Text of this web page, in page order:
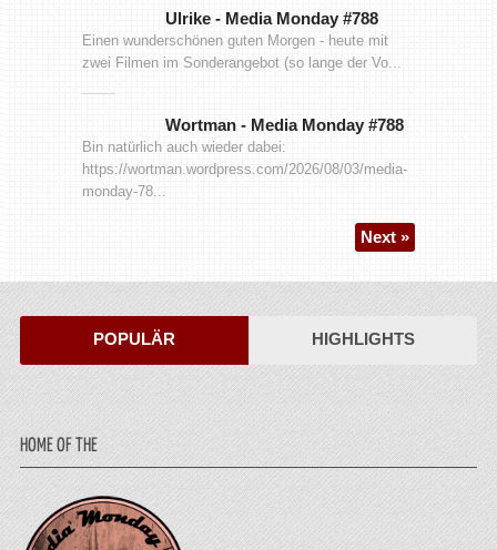
Ulrike - Media Monday #788
Einen wunderschönen guten Morgen - heute mit
zwei Filmen im Sonderangebot (so lange der Vo...
Wortman - Media Monday #788
Bin natürlich auch wieder dabei:
https://wortman.wordpress.com/2026/08/03/media-
monday-78...
Next »
POPULÄR HIGHLIGHTS
HOME OF THE